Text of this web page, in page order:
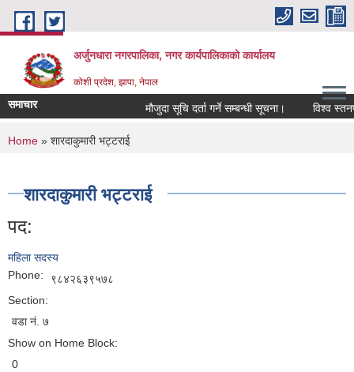
Skip to main content
अर्जुनधारा नगरपालिका, नगर कार्यपालिकाको कार्यालय
कोशी प्रदेश, झापा, नेपाल
समाचार मौजुदा सूचि दर्ता गर्ने सम्बन्धी सूचना। विश्व
You are here
Home » शारदाकुमारी भट्टराई
शारदाकुमारी भट्टराई
पद:
महिला सदस्य
Phone:
९८४२६३९५७८
Section:
वडा नं. ७
Show on Home Block:
0